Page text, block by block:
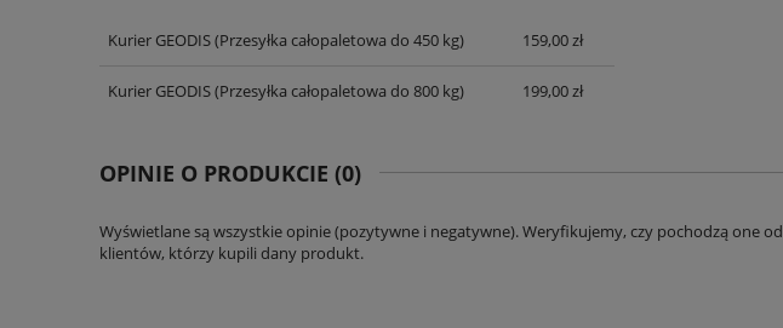
CENA NIE ZAWIERA EWENTUALNYCH
Kurier GEODIS(Przesyłka całopaletowa do 450 kg) 159,00 zł
Kurier GEODIS(Przesyłka całopaletowa do 800 kg) 199,00 zł
OPINIE O PRODUKCIE (0)
Wyświetlane są wszystkie opinie (pozytywne i negatywne). Weryfikujemy, czy pochodzą one od
klientów, którzy kupili dany produkt.